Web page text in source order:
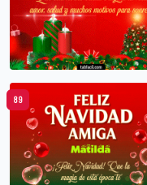
89